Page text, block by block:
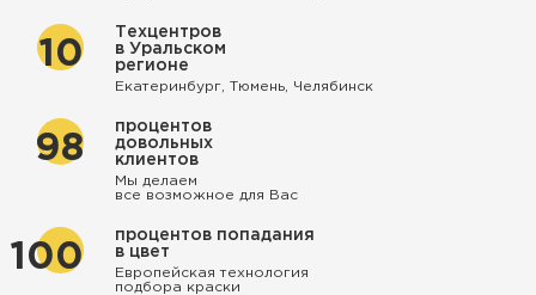
10
Техцентров
в Уральском
регионе
Екатеринбург, Тюмень, Челябинск
98
процентов
довольных
клиентов
Мы делаем
все возможное для Вас
100
процентов попадания
в цвет
Европейская технология
подбора краски